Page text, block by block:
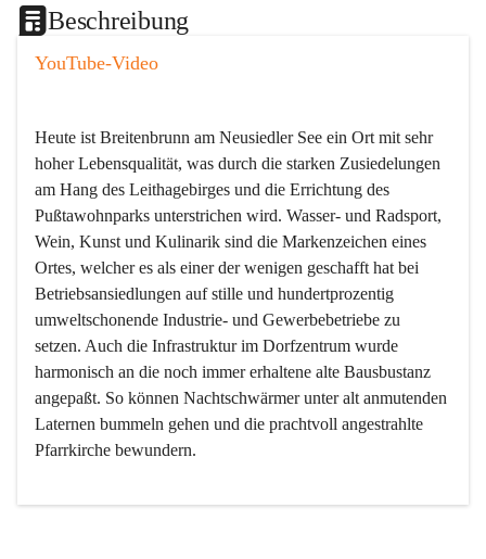
Beschreibung
YouTube-Video
Heute ist Breitenbrunn am Neusiedler See ein Ort mit sehr
hoher Lebensqualität, was durch die starken Zusiedelungen
am Hang des Leithagebirges und die Errichtung des
Pußtawohnparks unterstrichen wird. Wasser- und Radsport,
Wein, Kunst und Kulinarik sind die Markenzeichen eines
Ortes, welcher es als einer der wenigen geschafft hat bei
Betriebsansiedlungen auf stille und hundertprozentig
umweltschonende Industrie- und Gewerbebetriebe zu
setzen. Auch die Infrastruktur im Dorfzentrum wurde
harmonisch an die noch immer erhaltene alte Bausbustanz
angepaßt. So können Nachtschwärmer unter alt anmutenden
Laternen bummeln gehen und die prachtvoll angestrahlte
Pfarrkirche bewundern.
Der Weinbau dominert heute nicht mehr, ist aber integrativer